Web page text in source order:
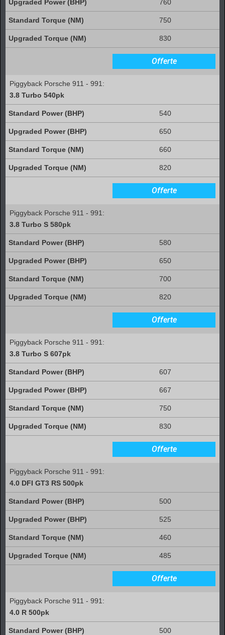
760
750
830
Offerte
Piggyback Porsche 911 - 991:
3.8 Turbo 540pk
540
650
660
820
Offerte
Piggyback Porsche 911 - 991:
3.8 Turbo S 580pk
580
650
700
820
Offerte
Piggyback Porsche 911 - 991:
3.8 Turbo S 607pk
607
667
750
830
Offerte
Piggyback Porsche 911 - 991:
4.0 DFI GT3 RS 500pk
500
525
460
485
Offerte
Piggyback Porsche 911 - 991:
4.0 R 500pk
500